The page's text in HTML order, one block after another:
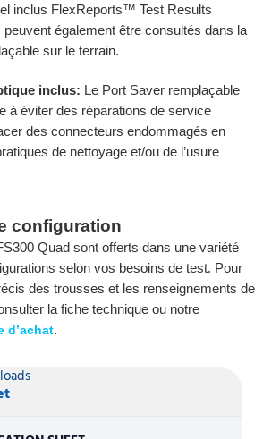
inclus FlexReports™ Test Results
également être consultés dans la
sur le terrain.
inclus: Le Port Saver remplaçable
à éviter des réparations de service
des connecteurs endommagés en
de nettoyage et/ou de l’usure
configuration
Quad sont offerts dans une variété
selon vos besoins de test. Pour
des trousses et les renseignements de
la fiche technique ou notre
d’achat.